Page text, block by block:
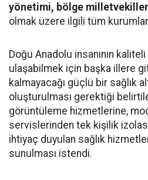
yönetimi, bölge
olmak üzere ilgili tüm
Doğu Anadolu insanının
ulaşabilmek için başka illere
kalmayacağı güçlü bir sağlık
oluşturulması gerektiği
görüntüleme hizmetlerine,
servislerinden tek kişilik
ihtiyaç duyulan sağlık
sunulması istendi.